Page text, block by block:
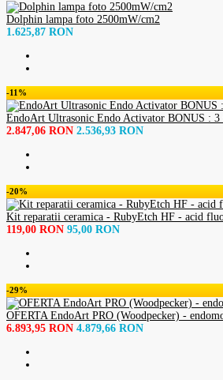
Dolphin lampa foto 2500mW/сm2
1.625,87 RON
-11%
EndoArt Ultrasonic Endo Activator BONUS :
2.847,06 RON 2.536,93 RON
-20%
Kit reparatii ceramica - RubyEtch HF - acid
119,00 RON 95,00 RON
-29%
OFERTA EndoArt PRO (Woodpecker) -
6.893,95 RON 4.879,66 RON